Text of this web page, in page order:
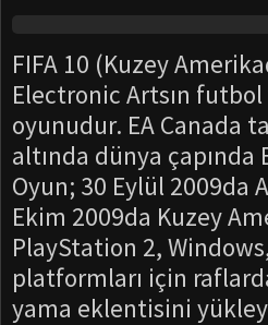
FIFA 10 (Kuzey
Electronic Artsın futbol
oyunudur. EA Canada
altında dünya
Oyun; 30 Eylül 2009da
Ekim 2009da Kuzey
PlayStation 2,
platformları için
yama eklentisini